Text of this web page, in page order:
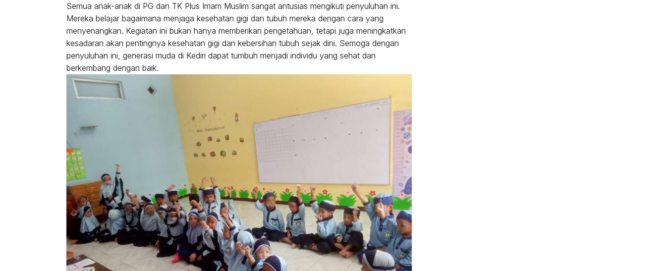
Semua anak-anak di PG dan TK Plus Imam Muslim sangat antusias mengikuti penyuluhan ini.
Mereka belajar bagaimana menjaga kesehatan gigi dan tubuh mereka dengan cara yang
menyenangkan. Kegiatan ini bukan hanya memberikan pengetahuan, tetapi juga meningkatkan
kesadaran akan pentingnya kesehatan gigi dan kebersihan tubuh sejak dini. Semoga dengan
penyuluhan ini, generasi muda di Kediri dapat tumbuh menjadi individu yang sehat dan
berkembang dengan baik.